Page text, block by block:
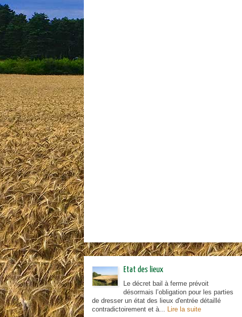
Etat des lieux
Le décret bail à ferme prévoit
désormais l’obligation pour les parties
de dresser un état des lieux d'entrée détaillé
contradictoirement et à... Lire la suite